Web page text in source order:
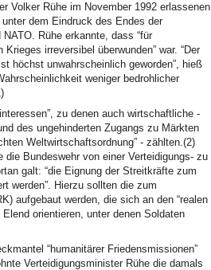
Volker Rühe im November 1992 erlassenen
dem Eindruck des Endes der
NATO. Rühe erkannte, dass “für
irreversibel überwunden” war. “Der
höchst unwahrscheinlich geworden”, hieß
weniger bedrohlicher
zu denen auch wirtschaftliche -
des ungehinderten Zugangs zu Märkten
Weltwirtschaftsordnung” - zählten.(2)
Bundeswehr von einer Verteidigungs- zu
galt: “die Eignung der Streitkräfte zum
werden”. Hierzu sollten die zum
aufgebaut werden, die sich an den “realen
orientieren, unter denen Soldaten
“humanitärer Friedensmissionen”
Verteidigungsminister Rühe die damals